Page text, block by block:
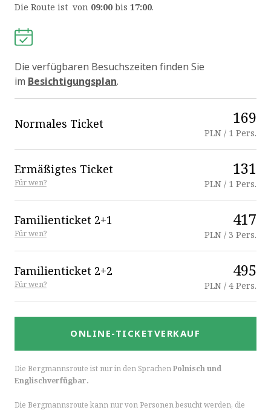
Die Route ist von 09:00bis 17:00.
Die verfügbaren Besuchszeiten finden Sie
im Besichtigungsplan.
Normales Ticket 169
PLN / 1 Pers.
Ermäßigtes Ticket
Für wen?
131
PLN / 1 Pers.
Familienticket 2+1
Für wen?
417
PLN / 3 Pers.
Familienticket 2+2
Für wen?
495
PLN / 4 Pers.
ONLINE-TICKETVERKAUF
Die Bergmannsroute ist nur in den SprachenPolnisch und
Englischverfügbar.
Die Bergmannsroute kann nur von Personen besucht werden, die